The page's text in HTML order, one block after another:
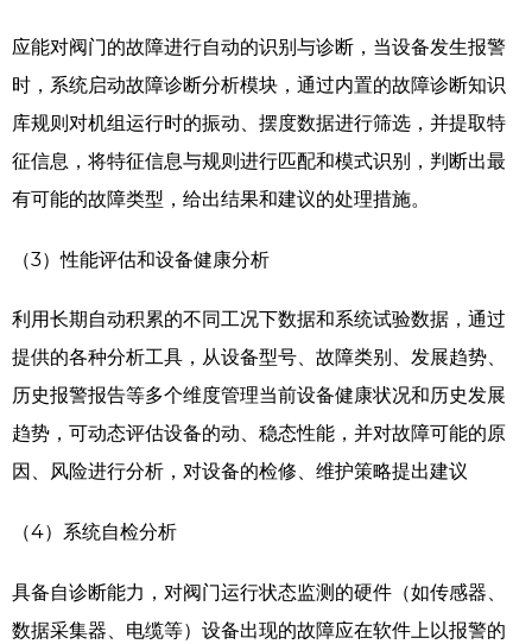
应能对阀门的故障进行自动的识别与诊断，当设备发生报警
时，系统启动故障诊断分析模块，通过内置的故障诊断知识
库规则对机组运行时的振动、摆度数据进行筛选，并提取特
征信息，将特征信息与规则进行匹配和模式识别，判断出最
有可能的故障类型，给出结果和建议的处理措施。
（3）性能评估和设备健康分析
利用长期自动积累的不同工况下数据和系统试验数据，通过
提供的各种分析工具，从设备型号、故障类别、发展趋势、
历史报警报告等多个维度管理当前设备健康状况和历史发展
趋势，可动态评估设备的动、稳态性能，并对故障可能的原
因、风险进行分析，对设备的检修、维护策略提出建议
（4）系统自检分析
具备自诊断能力，对阀门运行状态监测的硬件（如传感器、
数据采集器、电缆等）设备出现的故障应在软件上以报警的